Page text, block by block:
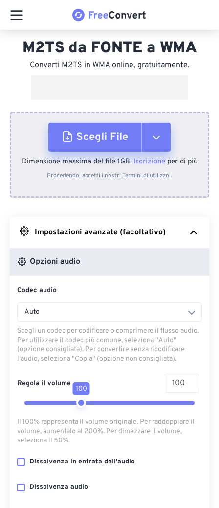
M2TS da FONTE a WMA
Converti M2TS in WMA online, gratuitamente.
Scegli File
Dal dispositivo
Da Google Drive
Dimensione massima del file 1GB.Iscrizioneper di più
Procedendo, accetti i nostri Termini di utilizzo .
Impostazioni avanzate (facoltativo)
Opzioni audio
Codec audio
Auto
Scegli un codec per codificare o comprimere il flusso audio.
Per utilizzare il codec più comune, seleziona "Auto"
(opzione consigliata). Per convertire senza ricodificare
l'audio, seleziona "Copia" (opzione non consigliata).
Regola il volume
100
Il 100% rappresenta il volume originale. Per raddoppiare il
volume, aumentalo al 200%. Per dimezzare il volume,
seleziona il 50%.
Dissolvenza in entrata dell'audio
Dissolvenza audio